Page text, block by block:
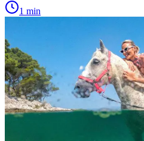
1 min